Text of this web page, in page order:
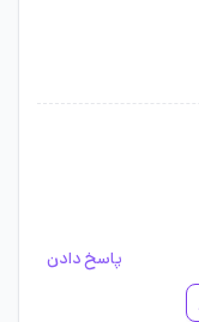
پاسخ دادن